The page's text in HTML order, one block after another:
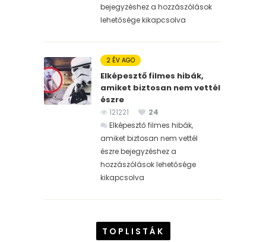
bejegyzéshez a hozzászólások
lehetősége kikapcsolva
2 ÉV AGO
Elképesztő filmes hibák,
amiket biztosan nem vettél
észre
121221
24
Elképesztő filmes hibák,
amiket biztosan nem vettél
észre bejegyzéshez a
hozzászólások lehetősége
kikapcsolva
TOPLISTÁK